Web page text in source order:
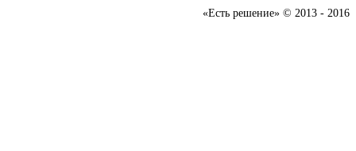
«Есть решение» © 2013 - 2016